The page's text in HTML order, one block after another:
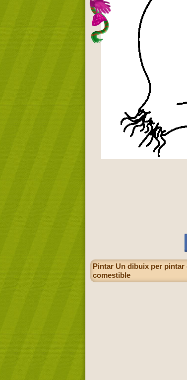
Pintar Un dibuix per pintar
comestible